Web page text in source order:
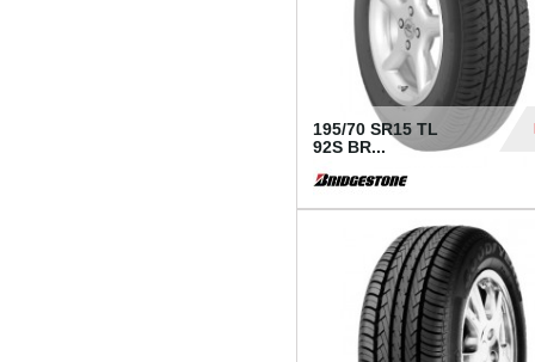
195/70 SR15 TL
92S BR...